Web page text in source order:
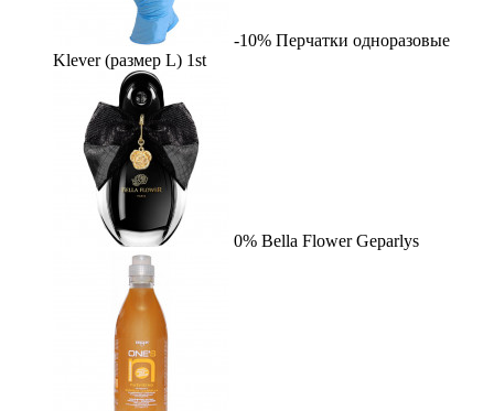
-10% Перчатки одноразовые
Klever (размер L) 1st
0% Bella Flower Geparlys